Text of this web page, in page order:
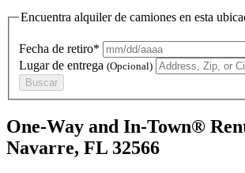
Encuentra alquiler de camiones en esta
Fecha de retiro*
Lugar de entrega (Opcional)
Buscar
One-Way and In-Town®
Navarre, FL 32566